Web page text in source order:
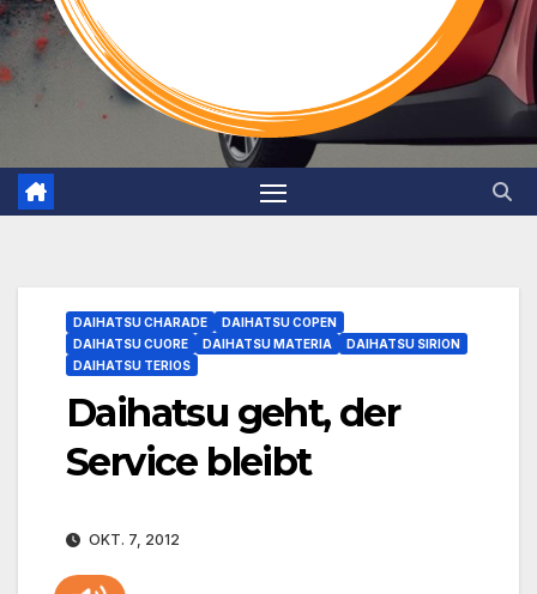
DAIHATSU CHARADE
DAIHATSU COPEN
DAIHATSU CUORE
DAIHATSU MATERIA
DAIHATSU SIRION
DAIHATSU TERIOS
Daihatsu geht, der
Service bleibt
OKT. 7, 2012